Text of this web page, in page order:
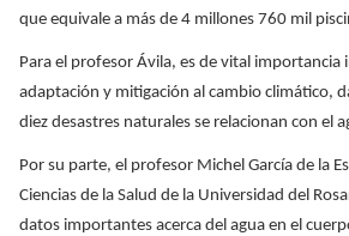
que equivale a más de 4 millones 760 mil
Para el profesor Ávila, es de vital importancia
adaptación y mitigación al cambio climático,
diez desastres naturales se relacionan con el
Por su parte, el profesor Michel García de la
Ciencias de la Salud de la Universidad del
datos importantes acerca del agua en el